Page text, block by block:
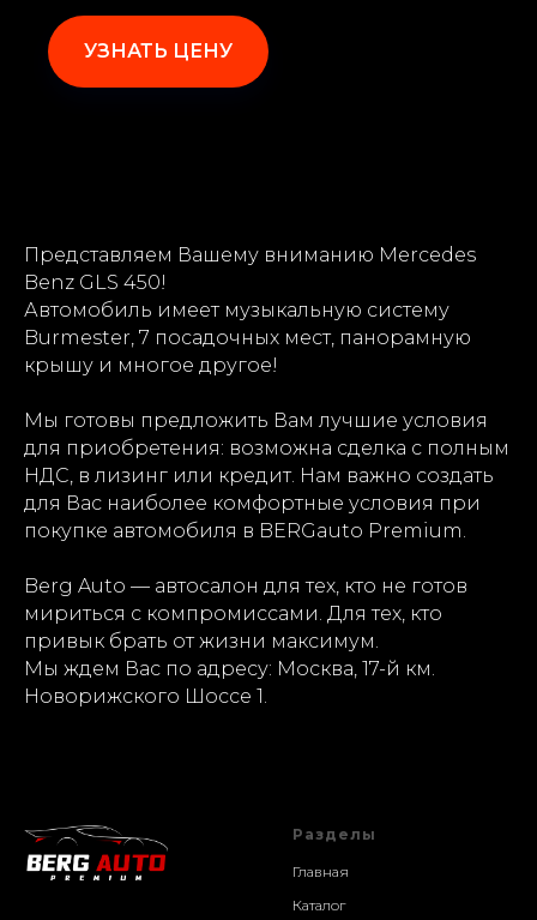
УЗНАТЬ ЦЕНУ
Представляем Вашему вниманию Mercedes
Benz GLS 450!
Автомобиль имеет музыкальную систему
Burmester, 7 посадочных мест, панорамную
крышу и многое другое!
Мы готовы предложить Вам лучшие условия
для приобретения: возможна сделка с полным
НДС, в лизинг или кредит. Нам важно создать
для Вас наиболее комфортные условия при
покупке автомобиля в BERGauto Premium.
Berg Auto — автосалон для тех, кто не готов
мириться с компромиссами. Для тех, кто
привык брать от жизни максимум.
Мы ждем Вас по адресу: Москва, 17-й км.
Новорижского Шоссе 1.
Разделы
Главная
Каталог